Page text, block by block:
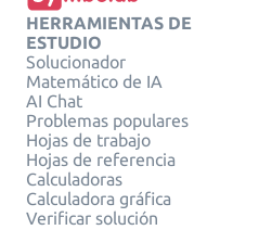
HERRAMIENTAS DE
ESTUDIO
Solucionador
Matemático de IA
AI Chat
Problemas populares
Hojas de trabajo
Hojas de referencia
Calculadoras
Calculadora gráfica
Verificar solución